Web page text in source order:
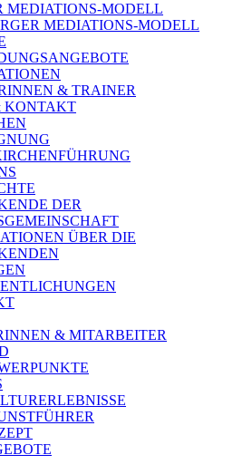
MEDIATIONS-MODELL
MEDIATIONS-MODELL
& TRAINER
KONTAKT
DER
ÜBER DIE
& MITARBEITER